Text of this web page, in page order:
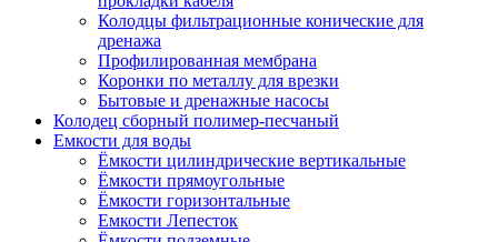
Колодцы фильтрационные конические для
дренажа
Профилированная мембрана
Коронки по металлу для врезки
Бытовые и дренажные насосы
Колодец сборный полимер-песчаный
Емкости для воды
Ёмкости цилиндрические вертикальные
Ёмкости прямоугольные
Ёмкости горизонтальные
Емкости Лепесток